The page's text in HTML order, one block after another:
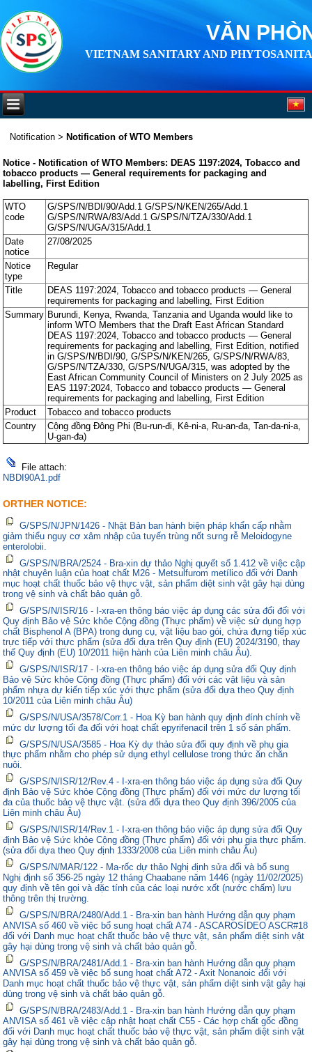
VĂN
VIETNAM SANITARY AND
Notification > Notification of WTO Members
Notice - Notification of WTO Members: DEAS 1197:2024, Tobacco and
tobacco products — General requirements for packaging and
labelling, First Edition
WTO
code
G/SPS/N/BDI/90/Add.1 G/SPS/N/KEN/265/Add.1
G/SPS/N/RWA/83/Add.1 G/SPS/N/TZA/330/Add.1
G/SPS/N/UGA/315/Add.1
Date
notice
27/08/2025
Notice
type
Regular
Title
DEAS 1197:2024, Tobacco and tobacco products — General
requirements for packaging and labelling, First Edition
Summary Burundi, Kenya, Rwanda, Tanzania and Uganda would like to
inform WTO Members that the Draft East African Standard
DEAS 1197:2024, Tobacco and tobacco products — General
requirements for packaging and labelling, First Edition, notified
in G/SPS/N/BDI/90, G/SPS/N/KEN/265, G/SPS/N/RWA/83,
G/SPS/N/TZA/330, G/SPS/N/UGA/315, was adopted by the
East African Community Council of Ministers on 2 July 2025 as
EAS 1197:2024, Tobacco and tobacco products — General
requirements for packaging and labelling, First Edition
Product
Tobacco and tobacco products
Country
Cộng đồng Đông Phi (Bu-run-đi, Kê-ni-a, Ru-an-đa, Tan-da-ni-a,
U-gan-đa)
File attach:
NBDI90A1.pdf
ORTHER NOTICE:
G/SPS/N/JPN/1426 - Nhật Bản ban hành biện pháp khẩn cấp nhằm
giảm thiểu nguy cơ xâm nhập của tuyến trùng nốt sưng rễ Meloidogyne
enterolobii.
G/SPS/N/BRA/2524 - Bra-xin dự thảo Nghị quyết số 1.412 về việc cập
nhật chuyên luận của hoạt chất M26 - Metsulfurom metílico đối với Danh
mục hoạt chất thuốc bảo vệ thực vật, sản phẩm diệt sinh vật gây hại dùng
trong vệ sinh và chất bảo quản gỗ.
G/SPS/N/ISR/16 - I-xra-en thông báo việc áp dụng các sửa đổi đối với
Quy định Bảo vệ Sức khỏe Cộng đồng (Thực phẩm) về việc sử dụng hợp
chất Bisphenol A (BPA) trong dụng cụ, vật liệu bao gói, chứa đựng tiếp xúc
trực tiếp với thực phẩm (sửa đổi dựa trên Quy định (EU) 2024/3190, thay
thế Quy định (EU) 10/2011 hiện hành của Liên minh châu Âu).
G/SPS/N/ISR/17 - I-xra-en thông báo việc áp dụng sửa đổi Quy định
Bảo vệ Sức khỏe Cộng đồng (Thực phẩm) đối với các vật liệu và sản
phẩm nhựa dự kiến tiếp xúc với thực phẩm (sửa đổi dựa theo Quy định
10/2011 của Liên minh châu Âu)
G/SPS/N/USA/3578/Corr.1 - Hoa Kỳ ban hành quy định đính chính về
mức dư lượng tối đa đối với hoạt chất epyrifenacil trên 1 số sản phẩm.
G/SPS/N/USA/3585 - Hoa Kỳ dự thảo sửa đổi quy định về phụ gia
thực phẩm nhằm cho phép sử dụng ethyl cellulose trong thức ăn chăn
nuôi.
G/SPS/N/ISR/12/Rev.4 - I-xra-en thông báo việc áp dụng sửa đổi Quy
định Bảo vệ Sức khỏe Cộng đồng (Thực phẩm) đối với mức dư lượng tối
đa của thuốc bảo vệ thực vật. (sửa đổi dựa theo Quy định 396/2005 của
Liên minh châu Âu)
G/SPS/N/ISR/14/Rev.1 - I-xra-en thông báo việc áp dụng sửa đổi Quy
định Bảo vệ Sức khỏe Cộng đồng (Thực phẩm) đối với phụ gia thực phẩm.
(sửa đổi dựa theo Quy định 1333/2008 của Liên minh châu Âu)
G/SPS/N/MAR/122 - Ma-rốc dự thảo Nghị định sửa đổi và bổ sung
Nghị định số 356-25 ngày 12 tháng Chaabane năm 1446 (ngày 11/02/2025)
quy định về tên gọi và đặc tính của các loại nước xốt (nước chấm) lưu
thông trên thị trường.
G/SPS/N/BRA/2480/Add.1 - Bra-xin ban hành Hướng dẫn quy phạm
ANVISA số 460 về việc bổ sung hoạt chất A74 - ASCAROSÍDEO ASCR#18
đối với Danh mục hoạt chất thuốc bảo vệ thực vật, sản phẩm diệt sinh vật
gây hại dùng trong vệ sinh và chất bảo quản gỗ.
G/SPS/N/BRA/2481/Add.1 - Bra-xin ban hành Hướng dẫn quy phạm
ANVISA số 459 về việc bổ sung hoạt chất A72 - Axit Nonanoic đối với
Danh mục hoạt chất thuốc bảo vệ thực vật, sản phẩm diệt sinh vật gây hại
dùng trong vệ sinh và chất bảo quản gỗ.
G/SPS/N/BRA/2483/Add.1 - Bra-xin ban hành Hướng dẫn quy phạm
ANVISA số 461 về việc cập nhật hoạt chất C55 - Các hợp chất gốc đồng
đối với Danh mục hoạt chất thuốc bảo vệ thực vật, sản phẩm diệt sinh vật
gây hại dùng trong vệ sinh và chất bảo quản gỗ.